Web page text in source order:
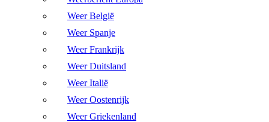
Weer België
Weer Spanje
Weer Frankrijk
Weer Duitsland
Weer Italië
Weer Oostenrijk
Weer Griekenland